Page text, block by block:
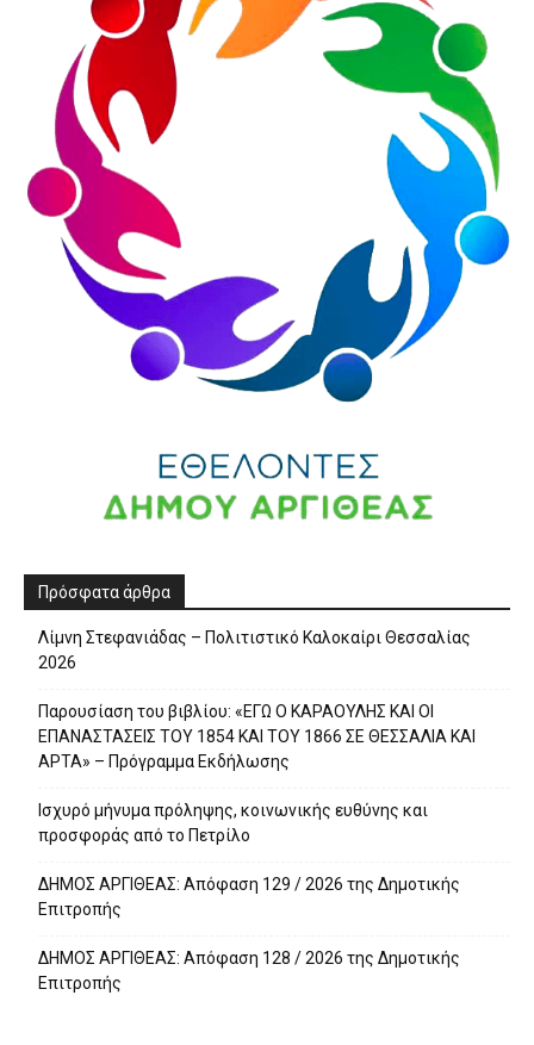
Πρόσφατα άρθρα
Λίμνη Στεφανιάδας – Πολιτιστικό Καλοκαίρι Θεσσαλίας
2026
Παρουσίαση του βιβλίου: «ΕΓΩ Ο ΚΑΡΑΟΥΛΗΣ ΚΑΙ ΟΙ
ΕΠΑΝΑΣΤΑΣΕΙΣ ΤΟΥ 1854 ΚΑΙ ΤΟΥ 1866 ΣΕ ΘΕΣΣΑΛΙΑ ΚΑΙ
ΑΡΤΑ» – Πρόγραμμα Εκδήλωσης
Ισχυρό μήνυμα πρόληψης, κοινωνικής ευθύνης και
προσφοράς από το Πετρίλο
ΔΗΜΟΣ ΑΡΓΙΘΕΑΣ: Απόφαση 129 / 2026 της Δημοτικής
Επιτροπής
ΔΗΜΟΣ ΑΡΓΙΘΕΑΣ: Απόφαση 128 / 2026 της Δημοτικής
Επιτροπής